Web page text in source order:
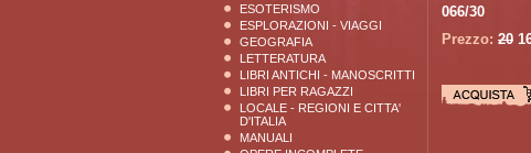
ESOTERISMO
ESPLORAZIONI - VIAGGI
GEOGRAFIA
LETTERATURA
LIBRI ANTICHI - MANOSCRITTI
LIBRI PER RAGAZZI
LOCALE - REGIONI E CITTA'
D'ITALIA
MANUALI
066/30
Prezzo: 20